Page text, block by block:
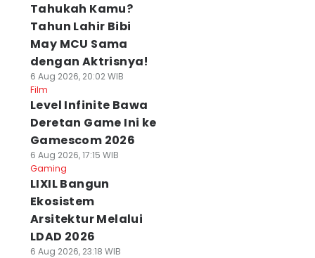
Tahukah Kamu?
Tahun Lahir Bibi
May MCU Sama
dengan Aktrisnya!
6 Aug 2026, 20:02 WIB
Film
Level Infinite Bawa
Deretan Game Ini ke
Gamescom 2026
6 Aug 2026, 17:15 WIB
Gaming
LIXIL Bangun
Ekosistem
Arsitektur Melalui
LDAD 2026
6 Aug 2026, 23:18 WIB